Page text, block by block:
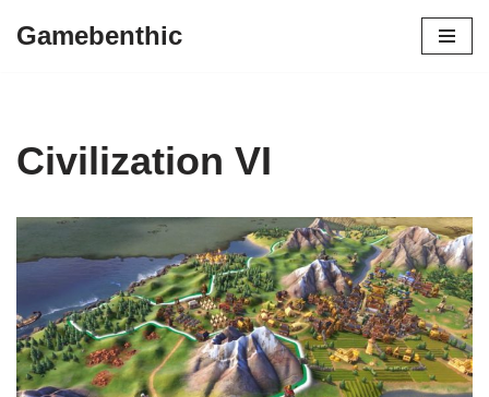
Gamebenthic
Civilization VI